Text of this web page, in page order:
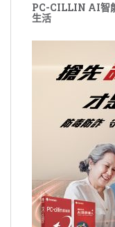
PC-CILLIN AI智
生活